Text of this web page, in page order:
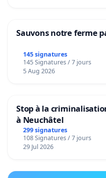
Sauvons notre ferme
145 signatures
145 Signatures / 7 jours
5 Aug 2026
Stop à la
à Neuchâtel
299 signatures
108 Signatures / 7 jours
29 Jul 2026